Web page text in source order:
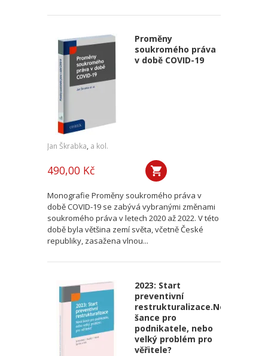
Proměny
soukromého práva
v době COVID-19
Jan Škrabka, a kol.
490,00 Kč
Monografie Proměny soukromého práva v
době COVID-19 se zabývá vybranými změnami
soukromého práva v letech 2020 až 2022. V této
době byla většina zemí světa, včetně České
republiky, zasažena vlnou...
2023: Start
preventivní
restrukturalizace.Nová
šance pro
podnikatele, nebo
velký problém pro
věřitele?